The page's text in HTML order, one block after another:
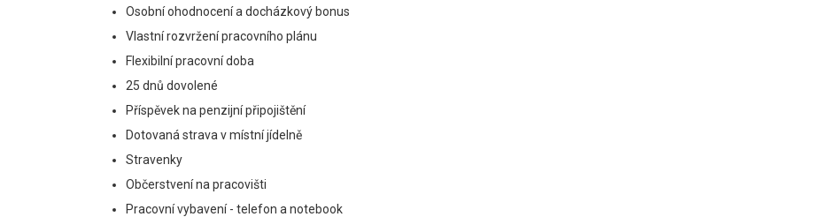
Osobní ohodnocení a docházkový bonus
Vlastní rozvržení pracovního plánu
Flexibilní pracovní doba
25 dnů dovolené
Příspěvek na penzijní připojištění
Dotovaná strava v místní jídelně
Stravenky
Občerstvení na pracovišti
Pracovní vybavení - telefon a notebook